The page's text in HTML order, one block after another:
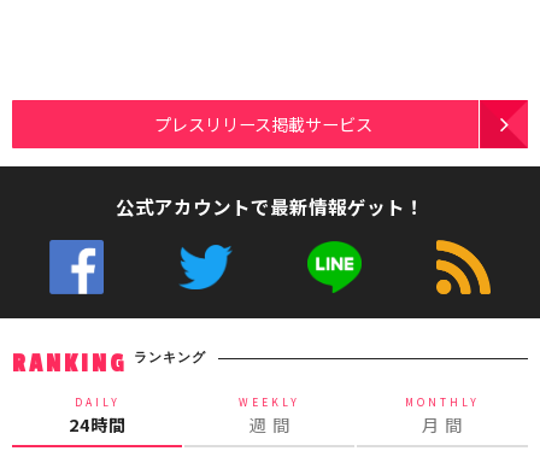
プレスリリース掲載サービス
公式アカウントで最新情報ゲット！
RANKING ランキング
DAILY
24時間
WEEKLY
週 間
MONTHLY
月 間